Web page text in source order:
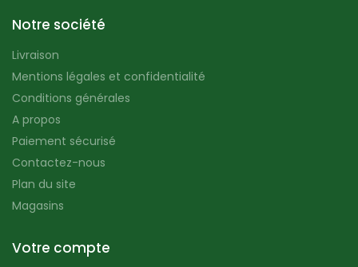
Notre société
Livraison
Mentions légales et confidentialité
Conditions générales
A propos
Paiement sécurisé
Contactez-nous
Plan du site
Magasins
Votre compte